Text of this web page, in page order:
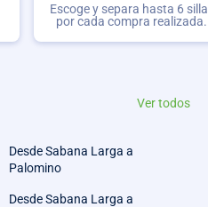
Escoge y separa hasta 6
por cada compra realizada.
Ver todos
Desde Sabana Larga a
Palomino
Desde Sabana Larga a